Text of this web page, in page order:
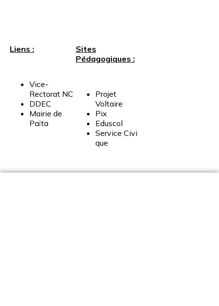
Liens :
Vice-
Rectorat NC
DDEC
Mairie de
Païta
Sites
Pédagogiques :
Projet
Voltaire
Pix
Eduscol
Service Civi
que